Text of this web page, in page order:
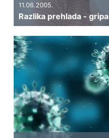
11.06.2005.
Razlika prehlada - gripa